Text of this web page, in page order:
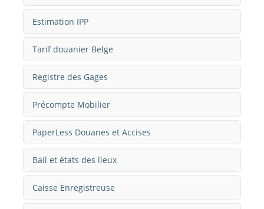
Estimation IPP
Tarif douanier Belge
Registre des Gages
Précompte Mobilier
PaperLess Douanes et Accises
Bail et états des lieux
Caisse Enregistreuse